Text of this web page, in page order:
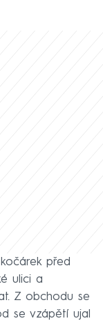
před
ulici a
Z obchodu se
se vzápětí ujal